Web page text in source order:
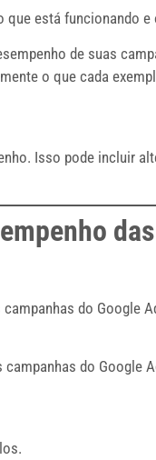
que está funcionando e
de suas
o que cada
Isso pode incluir
do Google
do Google